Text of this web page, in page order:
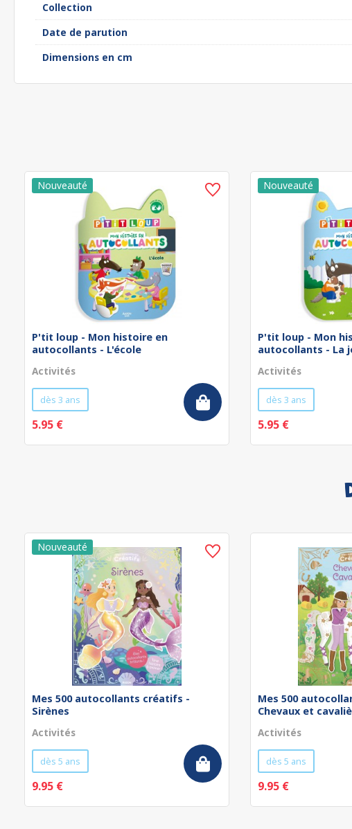
Collection
Date de parution
Dimensions en cm
P'tit loup - Mon histoire en
autocollants - L'école
Activités
dès 3 ans
5.95 €
P'tit loup - Mon
autocollants - La
Activités
dès 3 ans
5.95 €
Mes 500 autocollants créatifs -
Sirènes
Activités
dès 5 ans
9.95 €
Mes 500
Chevaux et
Activités
dès 5 ans
9.95 €